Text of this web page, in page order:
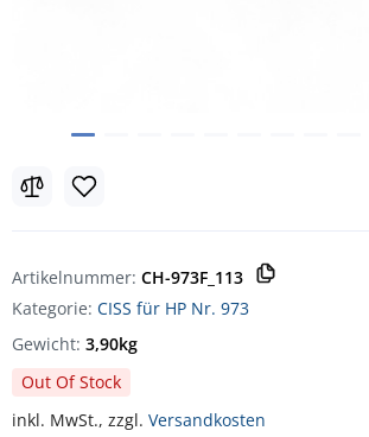
Artikelnummer: CH-973F_113
Kategorie: CISS für HP Nr. 973
Out Of Stock
inkl. MwSt., zzgl. Versandkosten
Gewicht: 3,90kg